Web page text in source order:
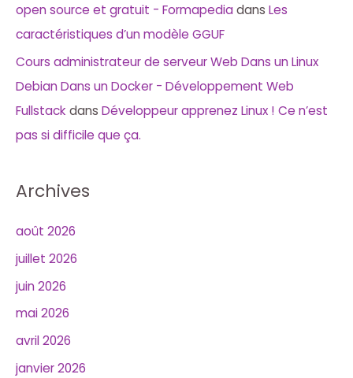
open source et gratuit - Formapediadans Les
caractéristiques d’un modèle GGUF
Cours administrateur de serveur Web Dans un Linux
Debian Dans un Docker - Développement Web
Fullstack dans Développeur apprenez Linux ! Ce n’est
pas si difficile que ça.
Archives
août 2026
juillet 2026
juin 2026
mai 2026
avril 2026
janvier 2026